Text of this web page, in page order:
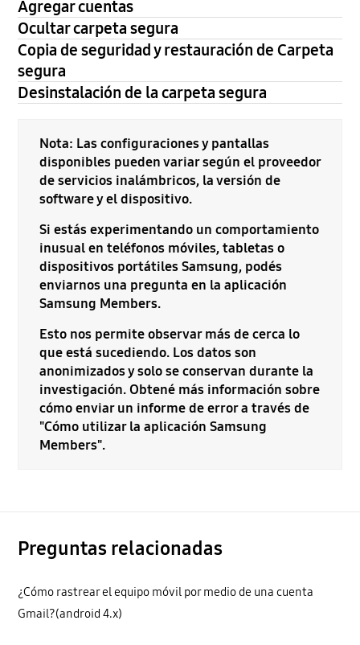
Agregar cuentas
Ocultar carpeta segura
Copia de seguridad y restauración de Carpeta
segura
Desinstalación de la carpeta segura
Nota: Las configuraciones y pantallas
disponibles pueden variar según el proveedor
de servicios inalámbricos, la versión de
software y el dispositivo.
Si estás experimentando un comportamiento
inusual en teléfonos móviles, tabletas o
dispositivos portátiles Samsung, podés
enviarnos una pregunta en la aplicación
Samsung Members.
Esto nos permite observar más de cerca lo
que está sucediendo. Los datos son
anonimizados y solo se conservan durante la
investigación. Obtené más información sobre
cómo enviar un informe de error a través de
"Cómo utilizar la aplicación Samsung
Members".
Preguntas relacionadas
¿Cómo rastrear el equipo móvil por medio de una cuenta
Gmail?(android 4.x)